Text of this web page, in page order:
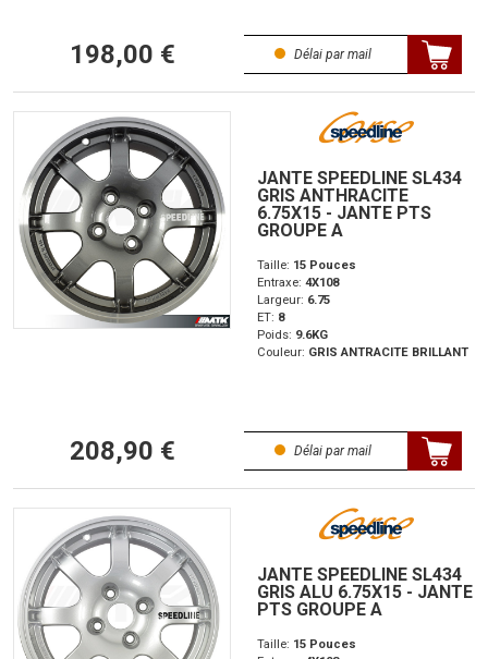
198,00 € Délai par mail
JANTE SPEEDLINE SL434
GRIS ANTHRACITE
6.75X15 - JANTE PTS
GROUPE A
Taille: 15 Pouces
Entraxe: 4X108
Largeur: 6.75
ET: 8
Poids: 9.6KG
Couleur: GRIS ANTRACITE BRILLANT
208,90 € Délai par mail
JANTE SPEEDLINE SL434
GRIS ALU 6.75X15 - JANTE
PTS GROUPE A
Taille: 15 Pouces